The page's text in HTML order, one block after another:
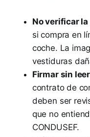
No verificar
si compra en
coche. La
vestiduras
Firmar sin
contrato de
deben ser
que no
CONDUSEF.